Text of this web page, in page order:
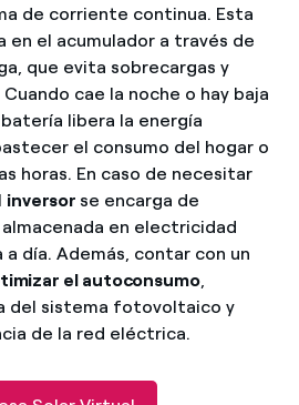
de corriente continua. Esta
en el acumulador a través de
que evita sobrecargas y
cae la noche o hay baja
libera la energía
el consumo del hogar o
horas. En caso de necesitar
inversor se encarga de
en electricidad
día. Además, contar con un
el autoconsumo,
del sistema fotovoltaico y
de la red eléctrica.